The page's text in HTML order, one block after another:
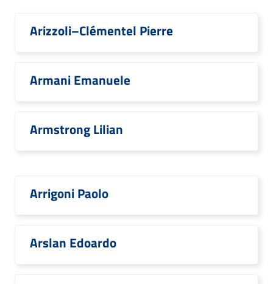
Arizzoli–Clémentel Pierre
Armani Emanuele
Armstrong Lilian
Arrigoni Paolo
Arslan Edoardo